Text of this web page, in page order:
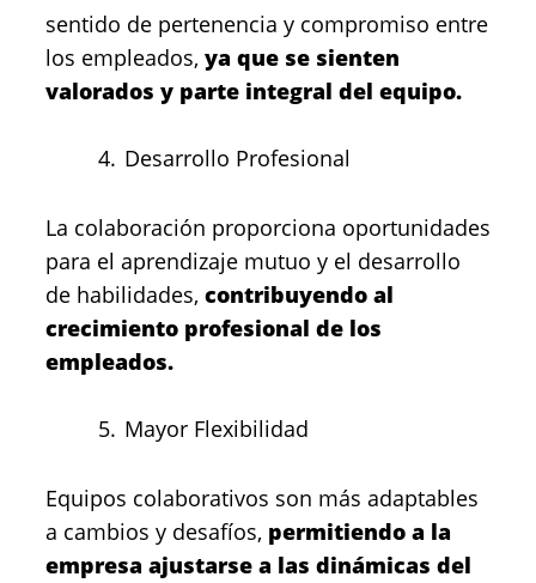
sentido de pertenencia y compromiso entre
los empleados, ya que se sienten
valorados y parte integral del equipo.
Desarrollo Profesional
La colaboración proporciona oportunidades
para el aprendizaje mutuo y el desarrollo
de habilidades, contribuyendo al
crecimiento profesional de los
empleados.
Mayor Flexibilidad
Equipos colaborativos son más adaptables
a cambios y desafíos, permitiendo a la
empresa ajustarse a las dinámicas del